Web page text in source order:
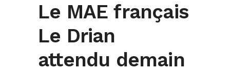
Le MAE français
Le Drian
attendu demain